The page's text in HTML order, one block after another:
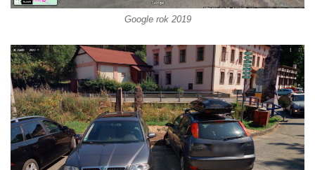
Socha Opičákovník v ZOO Hluboká
Socha Mystik v ZOO Hluboká
Reliéf Rodina a práce na budově záložny
čp. 69/1 v Českých Budějovicích
Socha Jana Valeria Jirsíka u Černé věže v
Českých Budějovicích
Socha Krista klesajícího pod křížem u
Google rok 2019